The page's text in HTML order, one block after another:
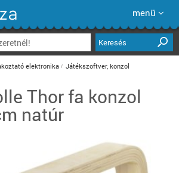
menü
Keresés
elektronika Játékszoftver, konzol
Thor fa konzol
natúr